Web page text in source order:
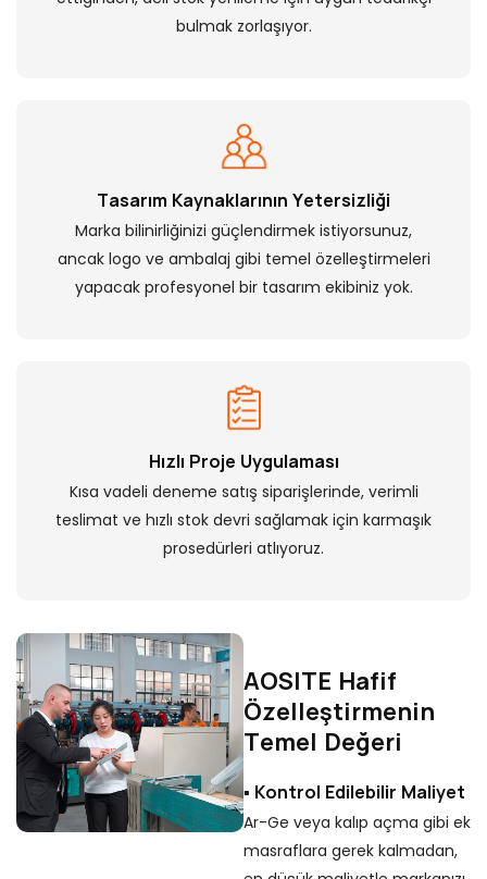
bulmak zorlaşıyor.
Tasarım Kaynaklarının Yetersizliği
Marka bilinirliğinizi güçlendirmek istiyorsunuz,
ancak logo ve ambalaj gibi temel özelleştirmeleri
yapacak profesyonel bir tasarım ekibiniz yok.
Hızlı Proje Uygulaması
Kısa vadeli deneme satış siparişlerinde, verimli
teslimat ve hızlı stok devri sağlamak için karmaşık
prosedürleri atlıyoruz.
AOSITE Hafif
Özelleştirmenin
Temel Değeri
▪ Kontrol Edilebilir Maliyet
Ar-Ge veya kalıp açma gibi ek
masraflara gerek kalmadan,